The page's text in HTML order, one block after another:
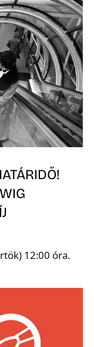
12:00 óra.